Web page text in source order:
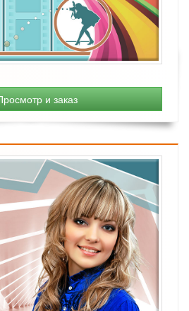
и заказ